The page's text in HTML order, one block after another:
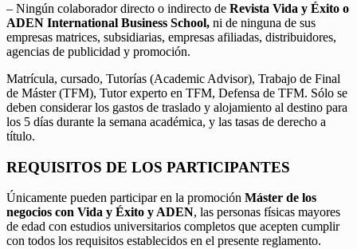
– Ningún colaborador directo o indirecto de Revista Vida y Éxito o
ADEN International Business School, ni de ninguna de sus
empresas matrices, subsidiarias, empresas afiliadas, distribuidores,
agencias de publicidad y promoción.
Matrícula, cursado, Tutorías (Academic Advisor), Trabajo de Final
de Máster (TFM), Tutor experto en TFM, Defensa de TFM. Sólo se
deben considerar los gastos de traslado y alojamiento al destino para
los 5 días durante la semana académica, y las tasas de derecho a
título.
REQUISITOS DE LOS PARTICIPANTES
Únicamente pueden participar en la promoción Máster de los
negocios con Vida y Éxito y ADEN, las personas físicas mayores
de edad con estudios universitarios completos que acepten cumplir
con todos los requisitos establecidos en el presente reglamento.